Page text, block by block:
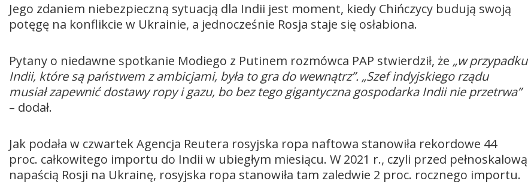
Jego zdaniem niebezpieczną sytuacją dla Indii jest moment, kiedy Chińczycy budują swoją
potęgę na konflikcie w Ukrainie, a jednocześnie Rosja staje się osłabiona.
Pytany o niedawne spotkanie Modiego z Putinem rozmówca PAP stwierdził, że „w przypadku
Indii, które są państwem z ambicjami, była to gra do wewnątrz”. „Szef indyjskiego rządu
musiał zapewnić dostawy ropy i gazu, bo bez tego gigantyczna gospodarka Indii nie przetrwa”
– dodał.
Jak podała w czwartek Agencja Reutera rosyjska ropa naftowa stanowiła rekordowe 44
proc. całkowitego importu do Indii w ubiegłym miesiącu. W 2021 r., czyli przed pełnoskalową
napaścią Rosji na Ukrainę, rosyjska ropa stanowiła tam zaledwie 2 proc. rocznego importu.